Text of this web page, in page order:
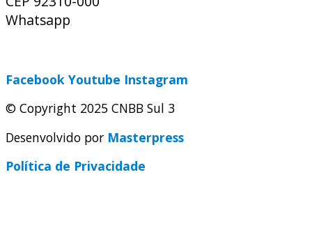
Whatsapp
Facebook Youtube Instagram
© Copyright 2025 CNBB Sul 3
Desenvolvido por Masterpress
Política de Privacidade